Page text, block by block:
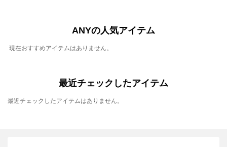
ANYの人気アイテム
現在おすすめアイテムはありません。
最近チェックしたアイテム
最近チェックしたアイテムはありません。